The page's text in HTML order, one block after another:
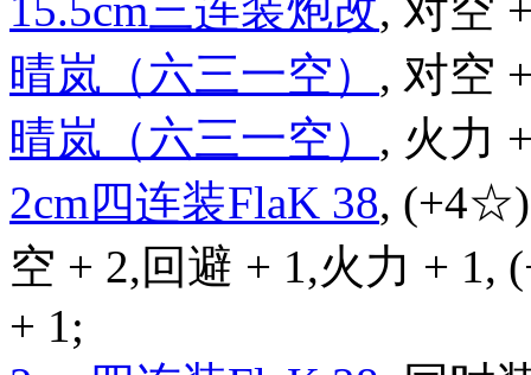
晴岚（六三一空） , 对空
晴岚（六三一空） , 火力
2cm四连装FlaK 38,
空 + 2,回避 + 1,火力 + 1,
+ 1;